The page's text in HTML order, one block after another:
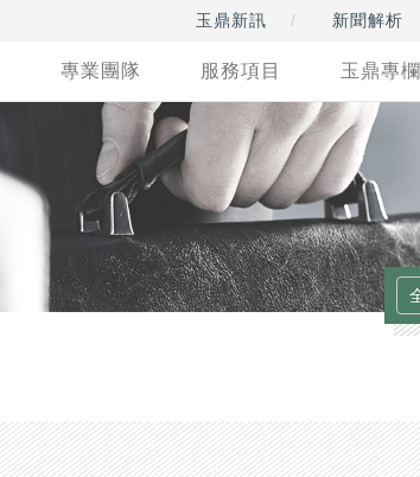
玉鼎新訊 新聞解析
專業團隊 服務項目 玉鼎專欄